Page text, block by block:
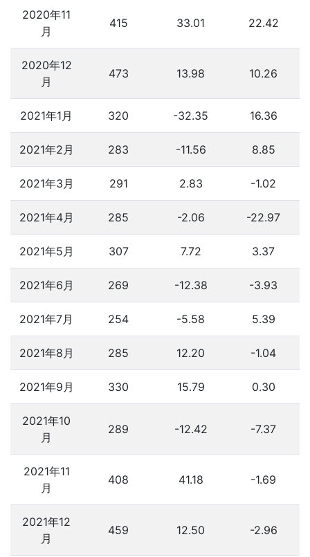
2020年11
月
415 33.01 22.42
2020年12
月
473 13.98 10.26
2021年1月 320 -32.35 16.36
2021年2月 283 -11.56 8.85
2021年3月 291 2.83 -1.02
2021年4月 285 -2.06 -22.97
2021年5月 307 7.72 3.37
2021年6月 269 -12.38 -3.93
2021年7月 254 -5.58 5.39
2021年8月 285 12.20 -1.04
2021年9月 330 15.79 0.30
2021年10
月
289 -12.42 -7.37
2021年11
月
408 41.18 -1.69
2021年12
月
459 12.50 -2.96